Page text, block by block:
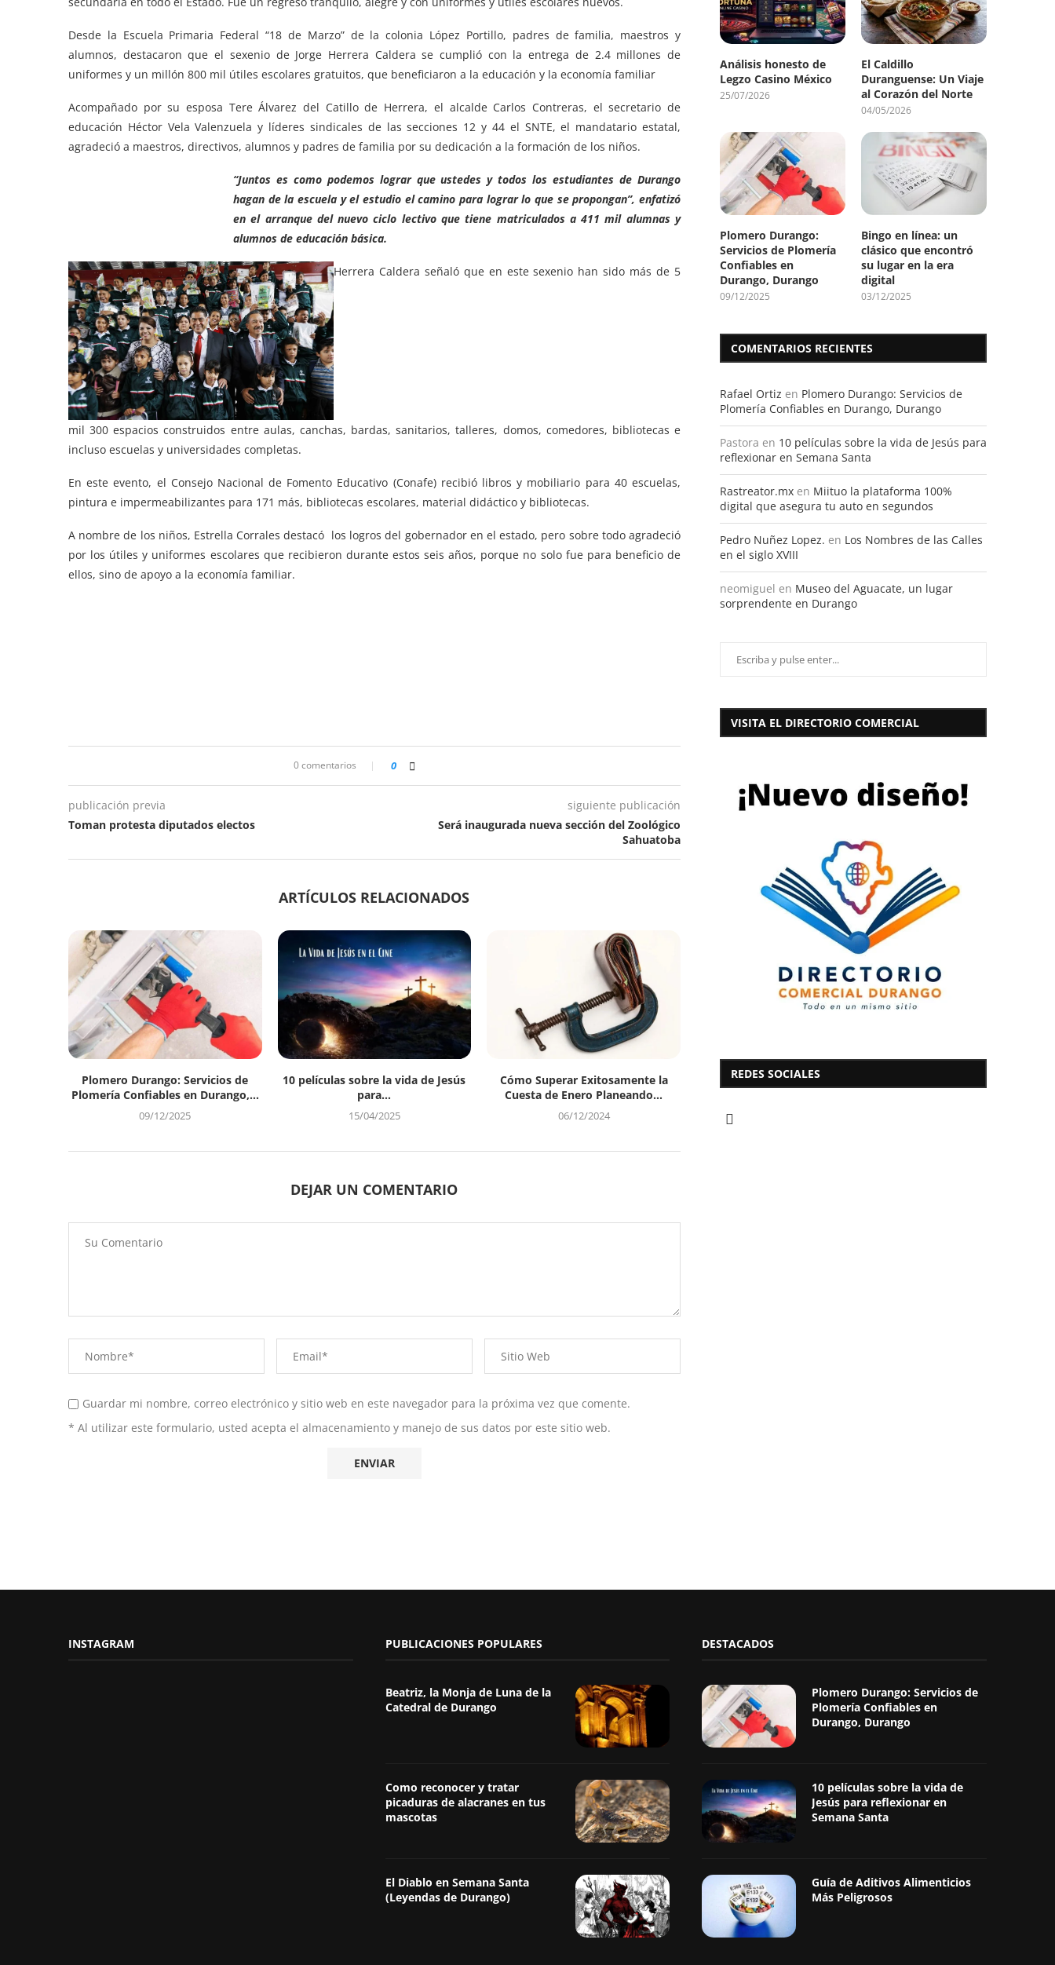
Desde la Escuela Primaria Federal “18 de Marzo” de la colonia López Portillo, padres de familia, maestros y
alumnos, destacaron que el sexenio de Jorge Herrera Caldera se cumplió con la entrega de 2.4 millones de
uniformes y un millón 800 mil útiles escolares gratuitos, que beneficiaron a la educación y la economía familiar
Acompañado por su esposa Tere Álvarez del Catillo de Herrera, el alcalde Carlos Contreras, el secretario de
educación Héctor Vela Valenzuela y líderes sindicales de las secciones 12 y 44 el SNTE, el mandatario estatal,
agradeció a maestros, directivos, alumnos y padres de familia por su dedicación a la formación de los niños.
“Juntos es como podemos lograr que ustedes y todos los estudiantes de Durango
hagan de la escuela y el estudio el camino para lograr lo que se propongan”, enfatizó
en el arranque del nuevo ciclo lectivo que tiene matriculados a 411 mil alumnas y
alumnos de educación básica.
Herrera Caldera señaló que en este sexenio han sido más de 5
mil 300 espacios construidos entre aulas, canchas, bardas, sanitarios, talleres, domos, comedores, bibliotecas e
incluso escuelas y universidades completas.
En este evento, el Consejo Nacional de Fomento Educativo (Conafe) recibió libros y mobiliario para 40 escuelas,
pintura e impermeabilizantes para 171 más, bibliotecas escolares, material didáctico y bibliotecas.
A nombre de los niños, Estrella Corrales destacó los logros del gobernador en el estado, pero sobre todo agradeció
por los útiles y uniformes escolares que recibieron durante estos seis años, porque no solo fue para beneficio de
ellos, sino de apoyo a la economía familiar.
0 comentarios 0
publicación previa
Toman protesta diputados electos
siguiente publicación
Será inaugurada nueva sección del Zoológico
Sahuatoba
ARTÍCULOS RELACIONADOS
Plomero Durango: Servicios de
Plomería Confiables en Durango,...
09/12/2025
10 películas sobre la vida de Jesús
para...
15/04/2025
Cómo Superar Exitosamente la
Cuesta de Enero Planeando...
06/12/2024
DEJAR UN COMENTARIO
Guardar mi nombre, correo electrónico y sitio web en este navegador para la próxima vez que comente.
* Al utilizar este formulario, usted acepta el almacenamiento y manejo de sus datos por este sitio web.
Análisis honesto de
Legzo Casino México
25/07/2026
El Caldillo
Duranguense: Un Viaje
al Corazón del Norte
04/05/2026
Plomero Durango:
Servicios de Plomería
Confiables en
Durango, Durango
09/12/2025
Bingo en línea: un
clásico que encontró
su lugar en la era
digital
03/12/2025
COMENTARIOS RECIENTES
Rafael Ortiz en Plomero Durango: Servicios de
Plomería Confiables en Durango, Durango
Pastora en 10 películas sobre la vida de Jesús para
reflexionar en Semana Santa
Rastreator.mx en Miituo la plataforma 100%
digital que asegura tu auto en segundos
Pedro Nuñez Lopez. en Los Nombres de las Calles
en el siglo XVIII
neomiguel en Museo del Aguacate, un lugar
sorprendente en Durango
VISITA EL DIRECTORIO COMERCIAL
REDES SOCIALES
INSTAGRAM PUBLICACIONES POPULARES
Beatriz, la Monja de Luna de la
Catedral de Durango
Como reconocer y tratar
picaduras de alacranes en tus
mascotas
El Diablo en Semana Santa
(Leyendas de Durango)
DESTACADOS
Plomero Durango: Servicios de
Plomería Confiables en
Durango, Durango
10 películas sobre la vida de
Jesús para reflexionar en
Semana Santa
Guía de Aditivos Alimenticios
Más Peligrosos